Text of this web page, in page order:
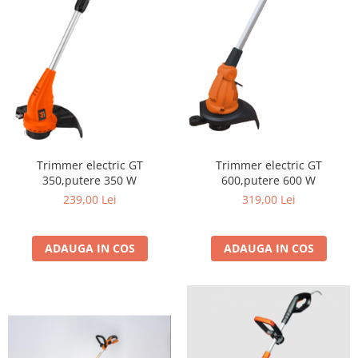
Produse decorative
Produse pentru constructii
Aparate pneumatice
Pistoale de vopsit
Set aer comprimat
Compresoare
Scule electrice
Bormasini
Aeroterme si tunuri de caldura
Aspiratoare profesionale
Ciocane rotopercutoare
Ciocane electro-pneumatice
Trimmer electric GT
350,putere 350 W
239,00 Lei
ADAUGA IN COS
Trimmer electric GT
600,putere 600 W
319,00 Lei
ADAUGA IN COS